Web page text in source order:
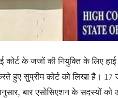
कोर्ट के जजों की नियुक्ति के लिए
हुए सुप्रीम कोर्ट को लिखा है।
बार एसोसिएशन के सदस्यों को